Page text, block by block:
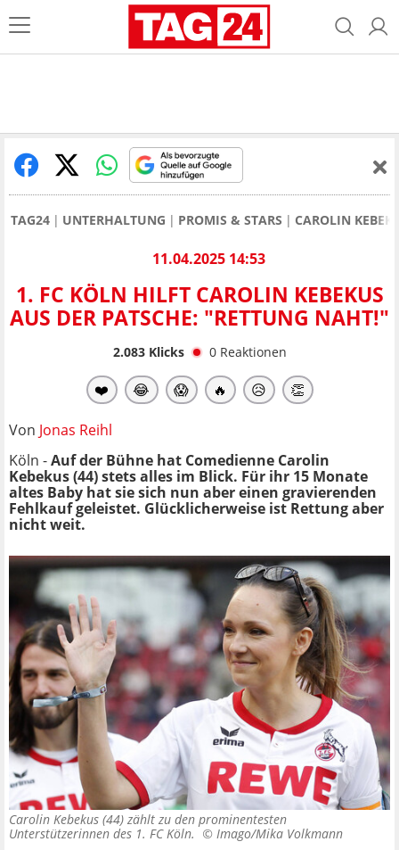
TAG24 UNTERHALTUNG PROMIS & STARS CAROLIN
11.04.2025 14:53
1. FC KÖLN HILFT CAROLIN KEBEKUS
AUS DER PATSCHE: "RETTUNG NAHT!"
2.083Klicks 0 Reaktionen
❤️ 😂 😱 🔥 😥 👏
Von Jonas Reihl
Köln -Auf der Bühne hat Comedienne Carolin
Kebekus (44) stets alles im Blick. Für ihr 15 Monate
altes Baby hat sie sich nun aber einen gravierenden
Fehlkauf geleistet. Glücklicherweise ist Rettung aber
nicht weit.
Carolin Kebekus (44) zählt zu den prominentesten
Unterstützerinnen des 1. FC Köln. © Imago/Mika Volkmann